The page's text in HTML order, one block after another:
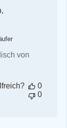
von
0
0